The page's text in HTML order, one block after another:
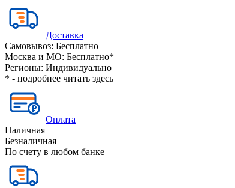
Доставка
Самовывоз: Бесплатно
Москва и МО: Бесплатно*
Регионы: Индивидуально
* - подробнее читать здесь
Оплата
Наличная
Безналичная
По счету в любом банке